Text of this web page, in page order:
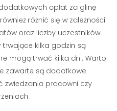
opłat za glinę
różnić się w zależności
oraz liczby uczestników.
trwające kilka godzin są
mogą trwać kilka dni. Warto
zawarte są dodatkowe
zwiedzania pracowni czy